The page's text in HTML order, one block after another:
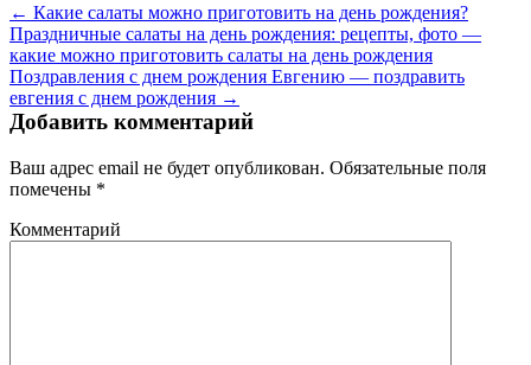
← Какие салаты можно приготовить на день рождения?
Праздничные салаты на день рождения: рецепты, фото —
какие можно приготовить салаты на день рождения
Поздравления с днем рождения Евгению — поздравить
евгения с днем рождения →
Добавить комментарий
Ваш адрес email не будет опубликован. Обязательные поля
помечены *
Комментарий